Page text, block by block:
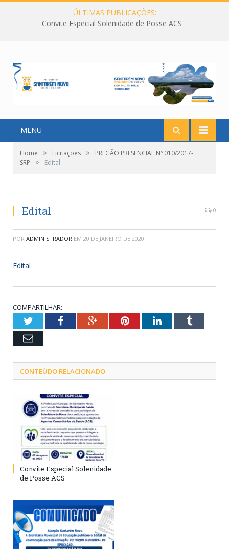
ÚLTIMAS PUBLICAÇÕES:
Convite Especial Solenidade de Posse ACS
MENU
Home » Licitações »
PREGÃO PRESENCIAL Nº 010/2017-
SRP
» Edital
Edital 0
POR ADMINISTRADOR EM 20 DE JANEIRO DE 2020
Edital
COMPARTILHAR:
TwitterFacebookGoogle+PinterestLinkedInTumblr
Email
CONTEÚDO RELACIONADO
Convite Especial Solenidade
de Posse ACS